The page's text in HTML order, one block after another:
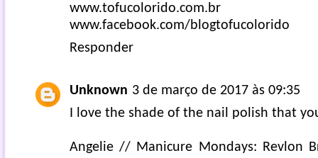
www.tofucolorido.com.br
www.facebook.com/blogtofucolorido
Responder
Unknown 3 de março de 2017 às 09:35
I love the shade of the nail polish that
Angelie // Manicure Mondays: Revlon